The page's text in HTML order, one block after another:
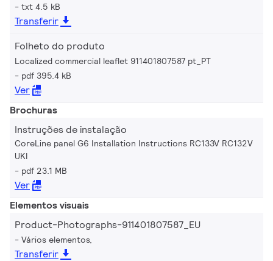
txt 4.5 kB
Transferir
Folheto do produto
Localized commercial leaflet 911401807587 pt_PT
pdf 395.4 kB
Ver
Brochuras
Instruções de instalação
CoreLine panel G6 Installation Instructions RC133V RC132V
UKI
pdf 23.1 MB
Ver
Elementos visuais
Product-Photographs-911401807587_EU
Vários elementos,
Transferir